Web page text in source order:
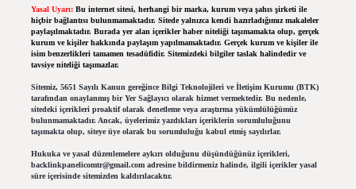
Yasal Uyarı: Bu internet sitesi, herhangi bir marka, kurum veya şahıs şirketi ile
hiçbir bağlantısı bulunmamaktadır. Sitede yalnızca kendi hazırladığımız makaleler
paylaşılmaktadır. Burada yer alan içerikler haber niteliği taşımamakta olup, gerçek
kurum ve kişiler hakkında paylaşım yapılmamaktadır. Gerçek kurum ve kişiler ile
isim benzerlikleri tamamen tesadüfidir. Sitemizdeki bilgiler taslak halindedir ve
tavsiye niteliği taşımazlar.
Sitemiz, 5651 Sayılı Kanun gereğince Bilgi Teknolojileri ve İletişim Kurumu (BTK)
tarafından onaylanmış bir Yer Sağlayıcı olarak hizmet vermektedir. Bu nedenle,
sitedeki içerikleri proaktif olarak denetleme veya araştırma yükümlülüğümüz
bulunmamaktadır. Ancak, üyelerimiz yazdıkları içeriklerin sorumluluğunu
taşımakta olup, siteye üye olarak bu sorumluluğu kabul etmiş sayılırlar.
Hukuka ve yasal düzenlemelere aykırı olduğunu düşündüğünüz içerikleri,
backlinkpanelicomtr@gmail.comadresine bildirmeniz halinde, ilgili içerikler yasal
süre içerisinde sitemizden kaldırılacaktır.